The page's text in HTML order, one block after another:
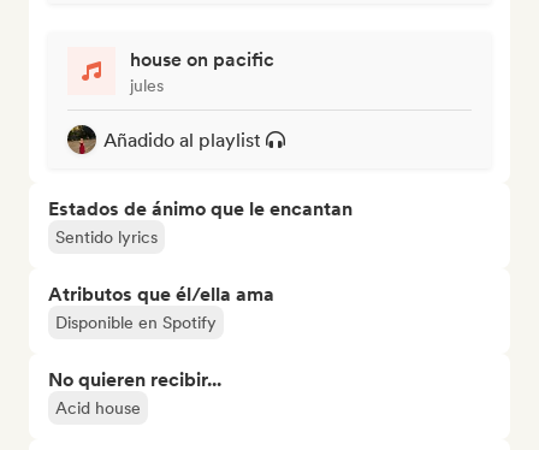
house on pacific
jules
Añadido al playlist
Estados de ánimo que le encantan
Sentido lyrics
Atributos que él/ella ama
Disponible en Spotify
No quieren recibir...
Acid house